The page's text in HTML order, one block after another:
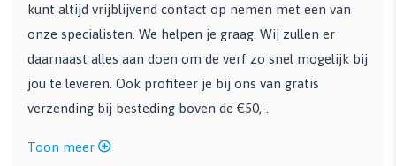
kunt altijd vrijblijvend contact op nemen met een van
onze specialisten. We helpen je graag. Wij zullen er
daarnaast alles aan doen om de verf zo snel mogelijk bij
jou te leveren. Ook profiteer je bij ons van gratis
verzending bij besteding boven de €50,-.
Toon meer